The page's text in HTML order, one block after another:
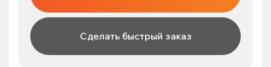
Сделать быстрый заказ